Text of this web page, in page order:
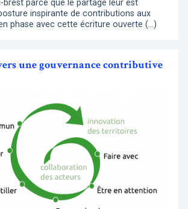
brest parce que le partage leur est
inspirante de contributions aux
phase avec cette écriture ouverte (…)
une gouvernance contributive